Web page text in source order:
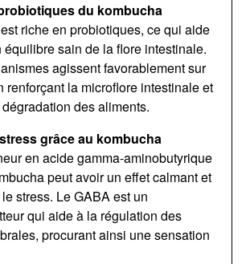
du kombucha
riche en probiotiques, ce qui aide
équilibre sain de la flore intestinale.
agissent favorablement sur
renforçant la microflore intestinale et
des aliments.
grâce au kombucha
en acide gamma-aminobutyrique
peut avoir un effet calmant et
stress. Le GABA est un
qui aide à la régulation des
procurant ainsi une sensation